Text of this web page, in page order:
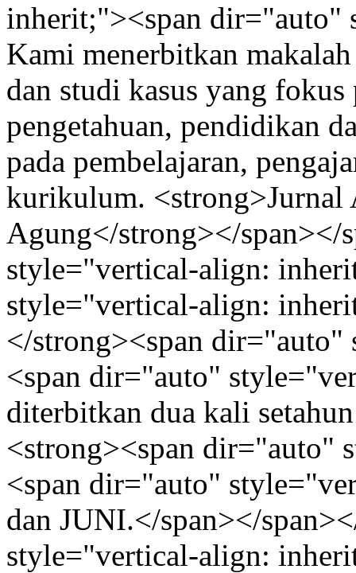
inherit;"><span
Kami menerbitkan
dan studi kasus yang
pengetahuan, pendidikan
pada pembelajaran,
kurikulum. <strong>Jurnal
Agung</strong></span></
style="vertical-align:
style="vertical-align:
</strong><span
<span dir="auto"
diterbitkan dua kali
<strong><span dir="auto"
<span dir="auto"
dan JUNI.</span></
style="vertical-align: